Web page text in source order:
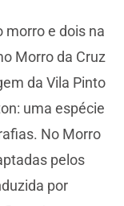
morro e dois na
Morro da Cruz
da Vila Pinto
uma espécie
No Morro
pelos
por